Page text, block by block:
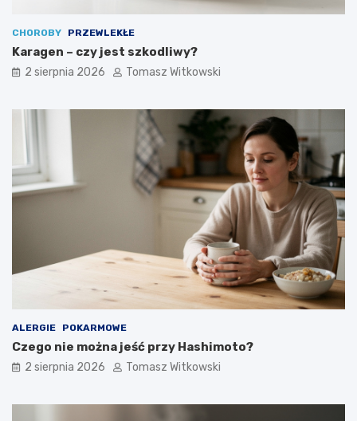
CHOROBY PRZEWLEKŁE
Karagen – czy jest szkodliwy?
2 sierpnia 2026 Tomasz Witkowski
ALERGIE POKARMOWE
Czego nie można jeść przy Hashimoto?
2 sierpnia 2026 Tomasz Witkowski